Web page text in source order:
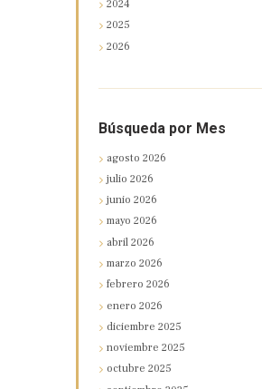
2024
2025
2026
Búsqueda por Mes
agosto2026
julio2026
junio2026
mayo2026
abril2026
marzo2026
febrero2026
enero2026
diciembre2025
noviembre2025
octubre2025